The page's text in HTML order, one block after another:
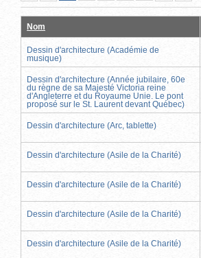
pageprécédente
actuelle)
suivante
page
Nom
Dessin d'architecture (Académie de
musique)
Dessin d'architecture (Année jubilaire, 60e
du règne de sa Majesté Victoria reine
d'Angleterre et du Royaume Unie. Le pont
proposé sur le St. Laurent devant Québec)
Dessin d'architecture (Arc, tablette)
Dessin d'architecture (Asile de la Charité)
Dessin d'architecture (Asile de la Charité)
Dessin d'architecture (Asile de la Charité)
Dessin d'architecture (Asile de la Charité)